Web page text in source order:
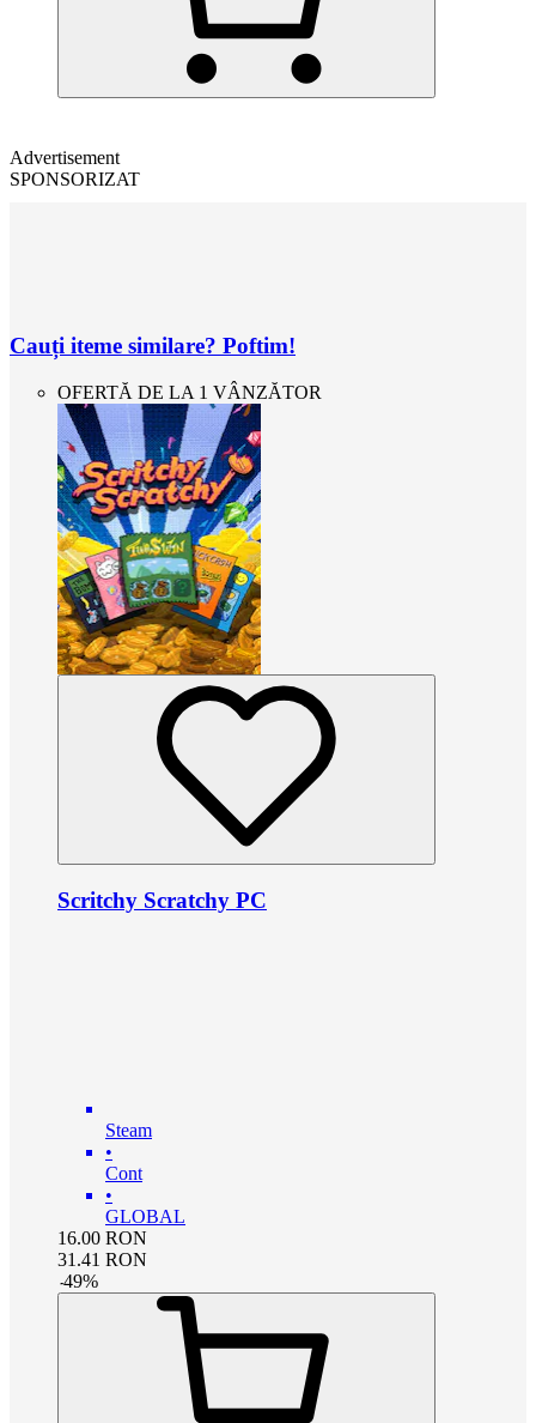
Advertisement
SPONSORIZAT
Cauți iteme similare? Poftim!
OFERTĂ DE LA 1 VÂNZĂTOR
Scritchy Scratchy PC
Steam
•
Cont
•
GLOBAL
16.00 RON
31.41 RON
-49%